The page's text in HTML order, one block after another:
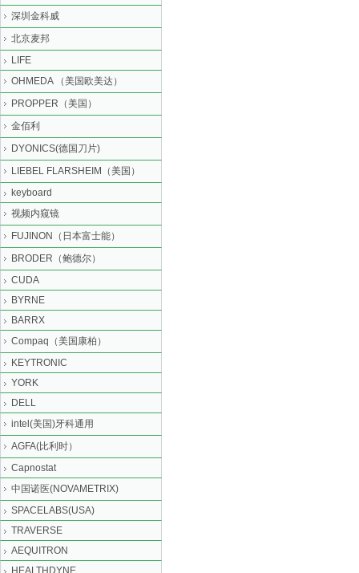
深圳金科威
北京麦邦
LIFE
OHMEDA （美国欧美达）
PROPPER（美国）
金佰利
DYONICS(德国刀片)
LIEBEL FLARSHEIM（美国）
keyboard
视频内窥镜
FUJINON（日本富士能）
BRODER（鲍德尔）
CUDA
BYRNE
BARRX
Compaq（美国康柏）
KEYTRONIC
YORK
DELL
intel(美国)牙科通用
AGFA(比利时）
Capnostat
中国诺医(NOVAMETRIX)
SPACELABS(USA)
TRAVERSE
AEQUITRON
HEALTHDYNE